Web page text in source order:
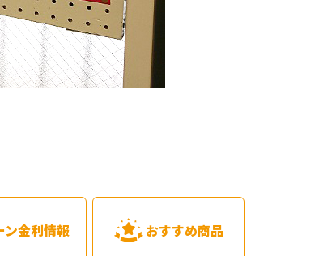
ン金利情報 おすすめ商品